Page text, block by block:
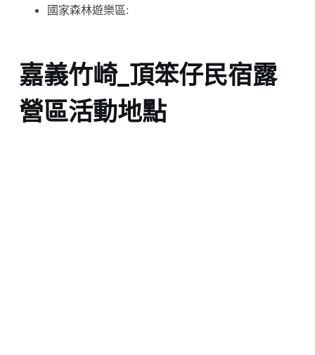
國家森林遊樂區:
嘉義竹崎_頂笨仔民宿露
營區活動地點